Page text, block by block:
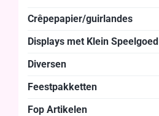
Crêpepapier/guirlandes
Displays met Klein Speelgoed
Diversen
Feestpakketten
Fop Artikelen